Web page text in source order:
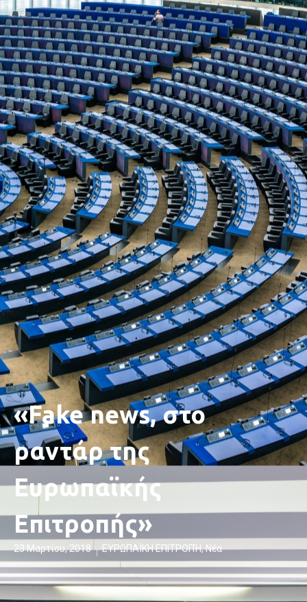
«Fake news, στο
ραντάρ της
Ευρωπαϊκής
Επιτροπής»
23 Μαρτίου, 2018 ΕΥΡΩΠΑΪΚΗ ΕΠΙΤΡΟΠΉ,Νέα